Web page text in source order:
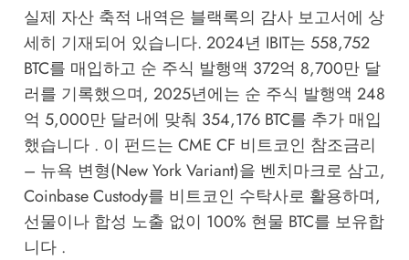
실제 자산 축적 내역은 블랙록의 감사 보고서에 상
세히 기재되어 있습니다. 2024년 IBIT는 558,752
BTC를 매입하고 순 주식 발행액 372억 8,700만 달
러를 기록했으며, 2025년에는 순 주식 발행액 248
억 5,000만 달러에 맞춰 354,176 BTC를 추가 매입
했습니다 . 이 펀드는 CME CF 비트코인 참조금리
– 뉴욕 변형(New York Variant)을 벤치마크로 삼고,
Coinbase Custody를 비트코인 수탁사로 활용하며,
선물이나 합성 노출 없이 100% 현물 BTC를 보유합
니다 .